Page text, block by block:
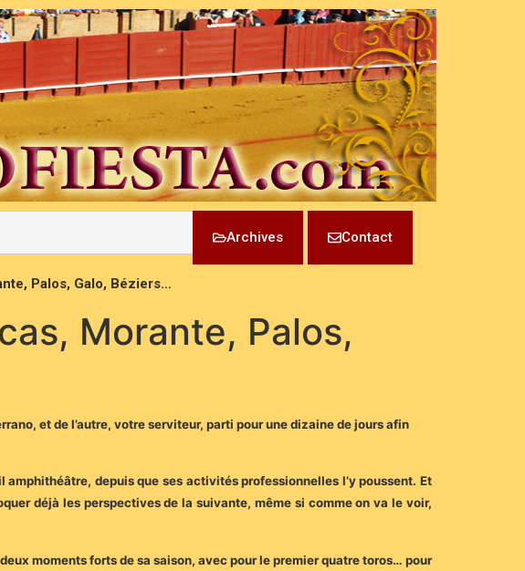
Archives Contact
Palos, Galo, Béziers…
Morante, Palos,
et de l’autre, votre serviteur, parti pour une dizaine de jours afin
depuis que ses activités professionnelles l’y poussent. Et
déjà les perspectives de la suivante, même si comme on va le voir,
moments forts de sa saison, avec pour le premier quatre toros… pour